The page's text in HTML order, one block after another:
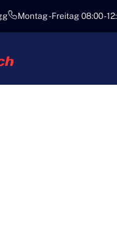
Montag - Freitag 08:00 -